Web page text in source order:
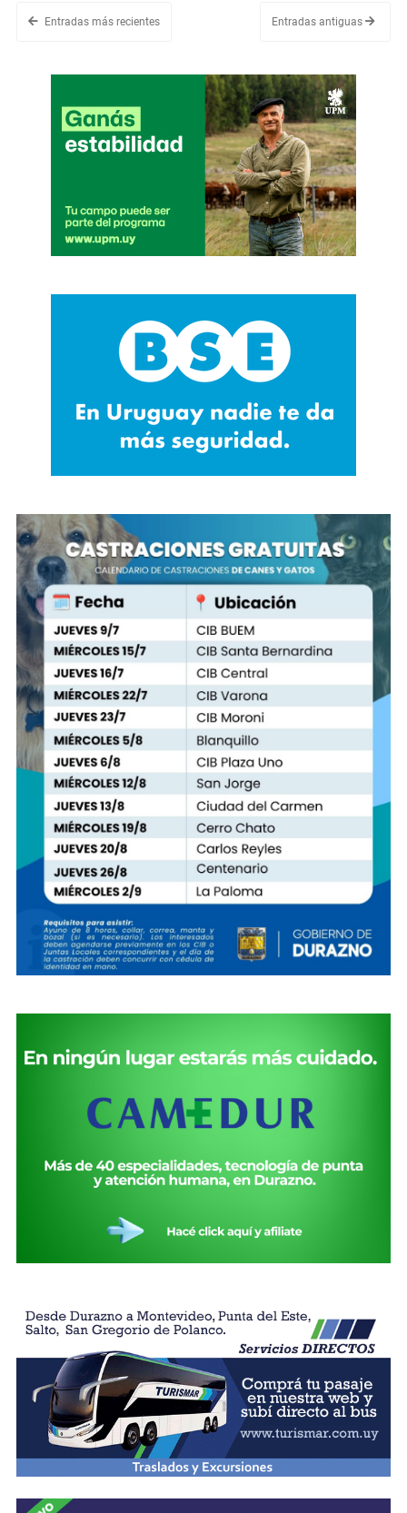
Entradas más recientes Entradas antiguas